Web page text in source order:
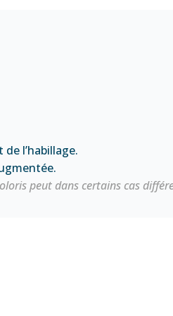
l’habillage.
peut dans certains cas